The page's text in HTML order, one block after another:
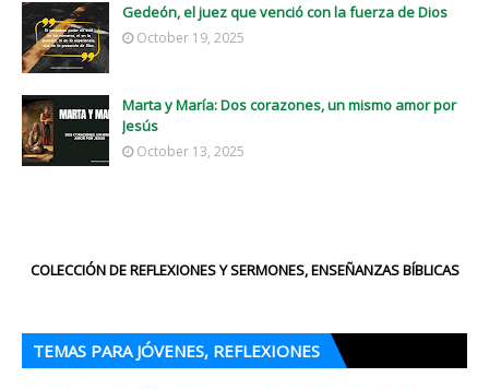
Gedeón, el juez que venció con la fuerza de Dios
October 19, 2025
Marta y María: Dos corazones, un mismo amor por
Jesús
October 13, 2025
COLECCIÓN DE REFLEXIONES Y SERMONES, ENSEÑANZAS BÍBLICAS
TEMAS PARA JÓVENES, REFLEXIONES